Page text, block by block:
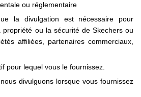
ou réglementaire
la divulgation est nécessaire pour
propriété ou la sécurité de Skechers ou
affiliées, partenaires commerciaux,
pour lequel vous le fournissez.
divulguons lorsque vous fournissez